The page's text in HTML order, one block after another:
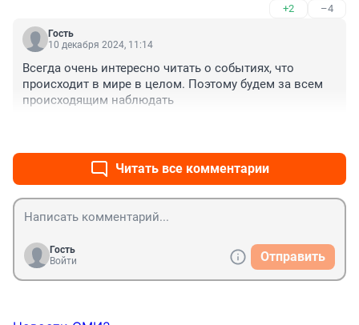
+2 –4
Гость
10 декабря 2024, 11:14
Всегда очень интересно читать о событиях, что
происходит в мире в целом. Поэтому будем за всем
происходящим наблюдать
Читать все комментарии
Гость
Войти
Отправить